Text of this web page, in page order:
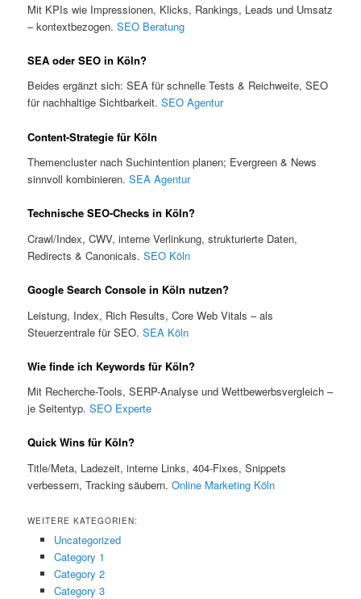
Mit KPIs wie Impressionen, Klicks, Rankings, Leads und Umsatz
– kontextbezogen.SEO Beratung
SEA oder SEO in Köln?
Beides ergänzt sich: SEA für schnelle Tests & Reichweite, SEO
für nachhaltige Sichtbarkeit.SEO Agentur
Content-Strategie für Köln
Themencluster nach Suchintention planen; Evergreen & News
sinnvoll kombinieren.SEA Agentur
Technische SEO-Checks in Köln?
Crawl/Index, CWV, interne Verlinkung, strukturierte Daten,
Redirects & Canonicals.SEO Köln
Google Search Console in Köln nutzen?
Leistung, Index, Rich Results, Core Web Vitals – als
Steuerzentrale für SEO.SEA Köln
Wie finde ich Keywords für Köln?
Mit Recherche-Tools, SERP-Analyse und Wettbewerbsvergleich –
je Seitentyp.SEO Experte
Quick Wins für Köln?
Title/Meta, Ladezeit, interne Links, 404-Fixes, Snippets
verbessern, Tracking säubern.Online Marketing Köln
WEITERE KATEGORIEN:
Uncategorized
Category 1
Category 2
Category 3